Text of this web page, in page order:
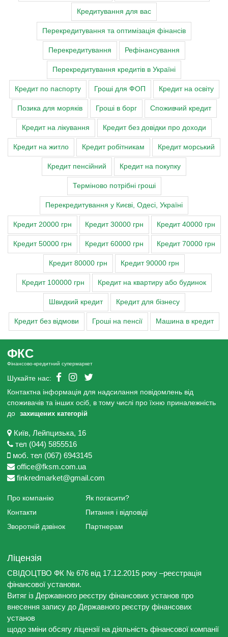
Кредитування для вас
Перекредитування та оптимізація фінансів
Перекредитування Рефінансування
Перекредитування кредитів в Україні
Кредит по паспорту Гроші для ФОП Кредит на освіту
Позика для моряків Гроші в борг Споживчий кредит
Кредит на лікування Кредит без довідки про доходи
Кредит на житло Кредит робітникам Кредит морський
Кредит пенсійний Кредит на покупку
Терміново потрібні гроші
Перекредитування у Києві, Одесі, Україні
Кредит 20000 грн Кредит 30000 грн Кредит 40000 грн
Кредит 50000 грн Кредит 60000 грн Кредит 70000 грн
Кредит 80000 грн Кредит 90000 грн
Кредит 100000 грн Кредит на квартиру або будинок
Швидкий кредит Кредит для бізнесу
Кредит без відмови Гроші на пенсії Машина в кредит
ФКС
Фінансово-кредитний супермаркет
Шукайте нас:
Контактна інформація для надсилання повідомлень від
споживачів та інших осіб, в тому числі про їхню приналежність
до
захищених категорій
Київ, Лейпцизька, 16
тел (044) 5855516
моб. тел (067) 6943145
office@fksm.com.ua
finkredmarket@gmail.com
Про компанію
Контакти
Зворотній дзвінок
Як погасити?
Питання і відповіді
Партнерам
Ліцензія
СВІДОЦТВО ФК № 676 від 17.12.2015 року –реєстрація
фінансової установи.
Витяг із Державного реєстру фінансових установ про
внесення запису до Державного реєстру фінансових
установ
щодо зміни обсягу ліцензії на діяльність фінансової компанії